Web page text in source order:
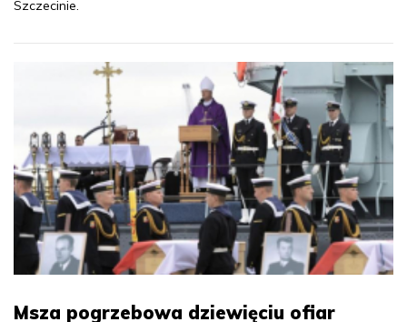
Szczecinie.
Msza pogrzebowa dziewięciu ofiar